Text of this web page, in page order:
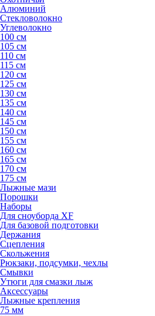
Алюминий
Стекловолокно
Углеволокно
100 см
105 см
110 см
115 см
120 см
125 см
130 см
135 см
140 см
145 см
150 см
155 см
160 см
165 см
170 см
175 см
Лыжные мази
Порошки
Наборы
Для сноуборда XF
Для базовой подготовки
Держания
Сцепления
Скольжения
Рюкзаки, подсумки, чехлы
Смывки
Утюги для смазки лыж
Аксессуары
Лыжные крепления
75 мм